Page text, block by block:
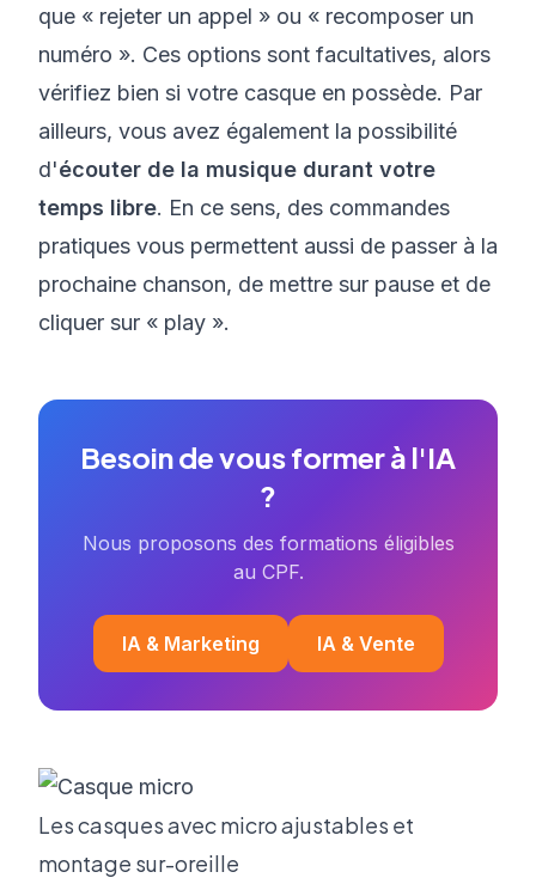
que « rejeter un appel » ou « recomposer un
numéro ». Ces options sont facultatives, alors
vérifiez bien si votre casque en possède. Par
ailleurs, vous avez également la possibilité
d'écouter de la musique durant votre
temps libre. En ce sens, des commandes
pratiques vous permettent aussi de passer à la
prochaine chanson, de mettre sur pause et de
cliquer sur « play ».
Besoin de vous former à l'IA
?
Nous proposons des formations éligibles
au CPF.
IA & Marketing IA & Vente
Les casques avec micro ajustables et
montage sur-oreille